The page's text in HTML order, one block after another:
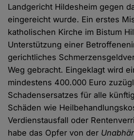
Landgericht Hildesheim gegen
eingereicht wurde. Ein erstes
katholischen Kirche im Bistum
Unterstützung einer
gerichtliches
Weg gebracht. Eingeklagt wird
mindestens 400.000 Euro
Schadensersatzes für alle
Schäden wie
Verdienstausfall oder
habe das Opfer von der